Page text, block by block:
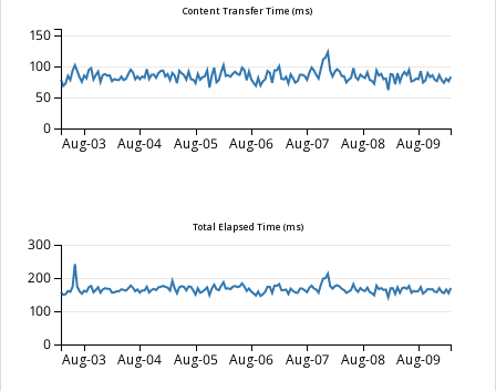
Content Transfer Time (ms)
Aug-03 Aug-04 Aug-05 Aug-06 Aug-07 Aug-08 Aug-09
0
50
100
150
Total Elapsed Time (ms)
Aug-03 Aug-04 Aug-05 Aug-06 Aug-07 Aug-08 Aug-09
0
100
200
300